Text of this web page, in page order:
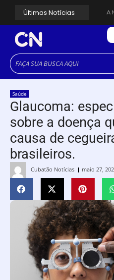
Últimas Notícias
Saúde
Glaucoma:
sobre a doença
causa de
brasileiros.
Cubatão Notícias maio 27,